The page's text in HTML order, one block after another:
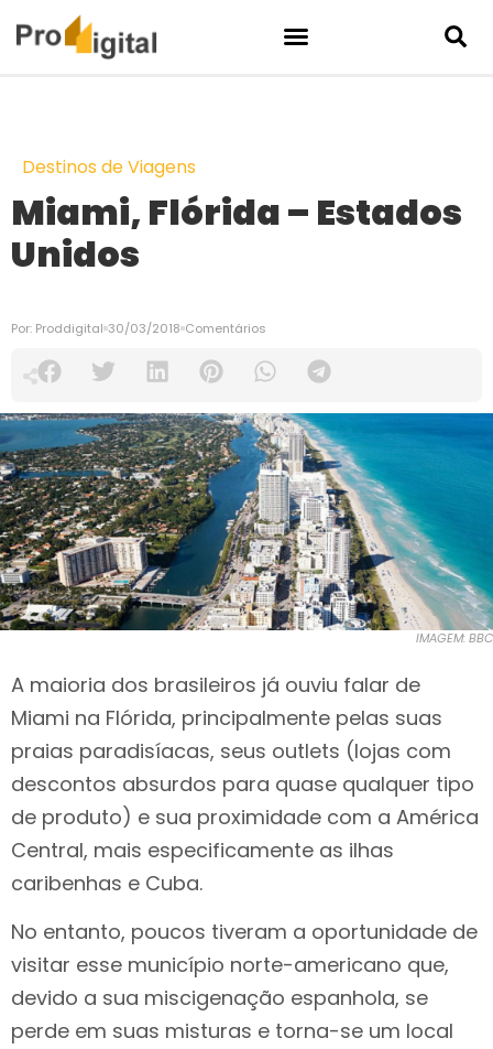
Destinos de Viagens
Miami, Flórida – Estados
Unidos
Por: Proddigital 30/03/2018 Comentários
IMAGEM: BBC
A maioria dos brasileiros já ouviu falar de
Miami na Flórida, principalmente pelas suas
praias paradisíacas, seus outlets (lojas com
descontos absurdos para quase qualquer tipo
de produto) e sua proximidade com a América
Central, mais especificamente as ilhas
caribenhas e Cuba.
No entanto, poucos tiveram a oportunidade de
visitar esse município norte-americano que,
devido a sua miscigenação espanhola, se
perde em suas misturas e torna-se um local